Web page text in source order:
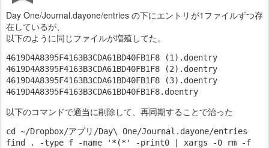
Day One/Journal.dayone/entries の下にエントリが1ファイルずつ存
在しているが、
以下のように同じファイルが増殖してた。
4619D4A8395F4163B3CDA61BD40FB1F8 (1).doentry
4619D4A8395F4163B3CDA61BD40FB1F8 (2).doentry
4619D4A8395F4163B3CDA61BD40FB1F8 (3).doentry
以下のコマンドで適当に削除して、再同期することで治った
cd ~/Dropbox/アプリ/Day\ One/Journal.dayone/entries